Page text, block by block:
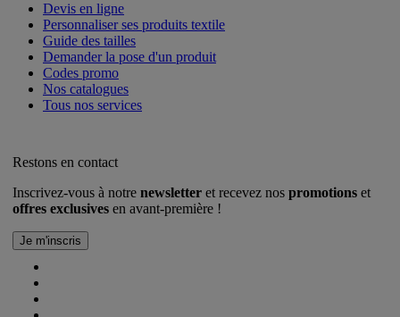
Devis en ligne
Personnaliser ses produits textile
Guide des tailles
Demander la pose d'un produit
Codes promo
Nos catalogues
Tous nos services
Restons en contact
Inscrivez-vous à notre newsletter et recevez nos promotions et
offres exclusives en avant-première !